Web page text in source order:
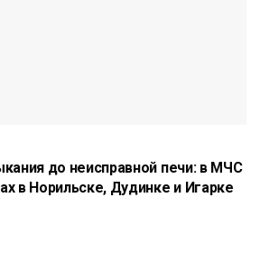
до неисправной печи: в МЧС
в Норильске, Дудинке и Игарке